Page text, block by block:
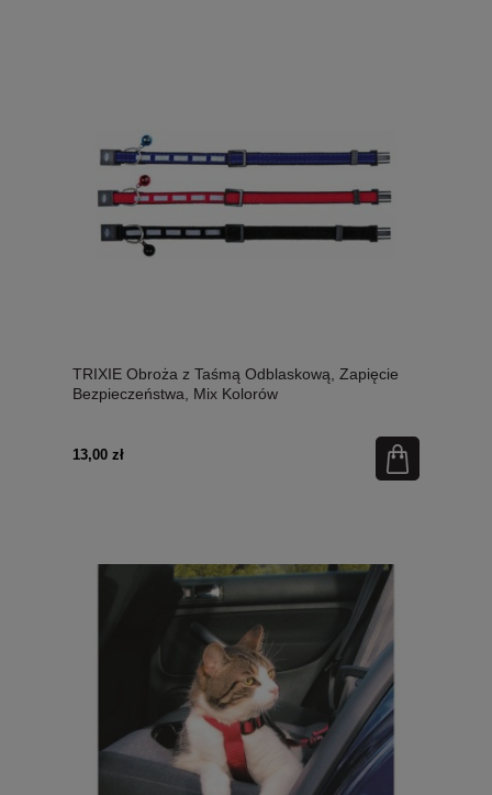
TRIXIE Obroża z Taśmą Odblaskową, Zapięcie
Bezpieczeństwa, Mix Kolorów
13,00 zł